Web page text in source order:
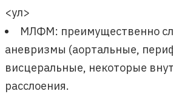
<ул>
МЛФМ: преимущественно
аневризмы (аортальные,
висцеральные, некоторые
расслоения.